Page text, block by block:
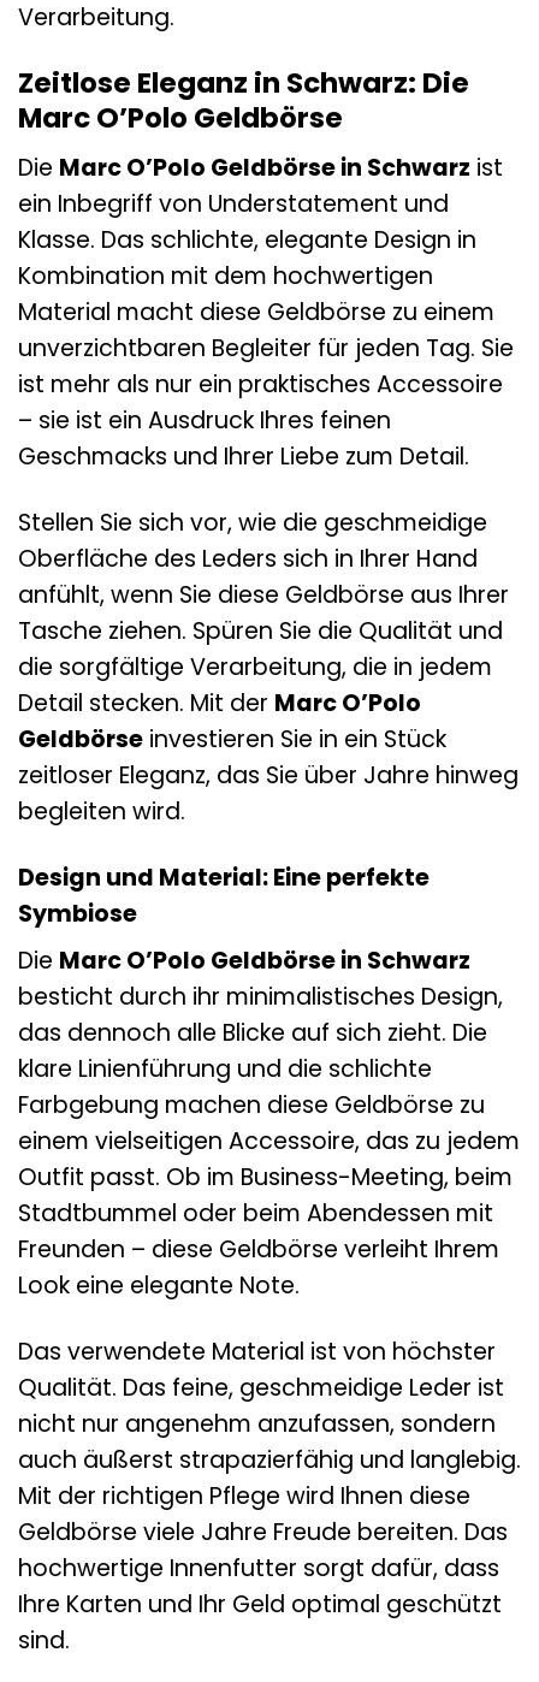
Verarbeitung.
Zeitlose Eleganz in Schwarz: Die
Marc O’Polo Geldbörse
Die Marc O’Polo Geldbörse in Schwarz ist
ein Inbegriff von Understatement und
Klasse. Das schlichte, elegante Design in
Kombination mit dem hochwertigen
Material macht diese Geldbörse zu einem
unverzichtbaren Begleiter für jeden Tag. Sie
ist mehr als nur ein praktisches Accessoire
– sie ist ein Ausdruck Ihres feinen
Geschmacks und Ihrer Liebe zum Detail.
Stellen Sie sich vor, wie die geschmeidige
Oberfläche des Leders sich in Ihrer Hand
anfühlt, wenn Sie diese Geldbörse aus Ihrer
Tasche ziehen. Spüren Sie die Qualität und
die sorgfältige Verarbeitung, die in jedem
Detail stecken. Mit der Marc O’Polo
Geldbörse investieren Sie in ein Stück
zeitloser Eleganz, das Sie über Jahre hinweg
begleiten wird.
Design und Material: Eine perfekte
Symbiose
Die Marc O’Polo Geldbörse in Schwarz
besticht durch ihr minimalistisches Design,
das dennoch alle Blicke auf sich zieht. Die
klare Linienführung und die schlichte
Farbgebung machen diese Geldbörse zu
einem vielseitigen Accessoire, das zu jedem
Outfit passt. Ob im Business-Meeting, beim
Stadtbummel oder beim Abendessen mit
Freunden – diese Geldbörse verleiht Ihrem
Look eine elegante Note.
Das verwendete Material ist von höchster
Qualität. Das feine, geschmeidige Leder ist
nicht nur angenehm anzufassen, sondern
auch äußerst strapazierfähig und langlebig.
Mit der richtigen Pflege wird Ihnen diese
Geldbörse viele Jahre Freude bereiten. Das
hochwertige Innenfutter sorgt dafür, dass
Ihre Karten und Ihr Geld optimal geschützt
sind.